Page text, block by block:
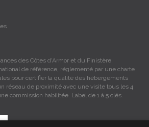
des Côtes d'Armor et du Finistère,
de référence, réglementé par une charte
pour certifier la qualité des hébergements
réseau de proximité avec une visite tous les 4
commission habilitée. Label de 1 à 5 clés.